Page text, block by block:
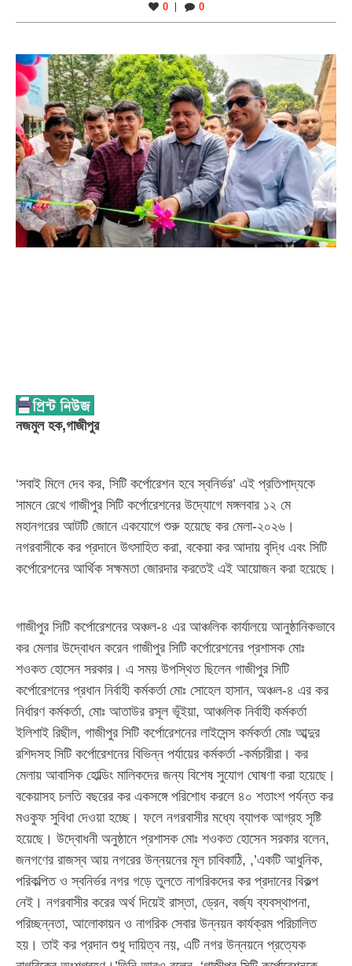
0
0
নজমুল হক,গাজীপুর
‘সবাই মিলে দেব কর, সিটি কর্পোরেশন হবে স্বনির্ভর’ এই প্রতিপাদ্যকে
সামনে রেখে গাজীপুর সিটি কর্পোরেশনের উদ্যোগে মঙ্গলবার ১২ মে
মহানগরের আটটি জোনে একযোগে শুরু হয়েছে কর মেলা-২০২৬।
নগরবাসীকে কর প্রদানে উৎসাহিত করা, বকেয়া কর আদায় বৃদ্ধি এবং সিটি
কর্পোরেশনের আর্থিক সক্ষমতা জোরদার করতেই এই আয়োজন করা হয়েছে।
গাজীপুর সিটি কর্পোরেশনের অঞ্চল-৪ এর আঞ্চলিক কার্যালয়ে আনুষ্ঠানিকভাবে
কর মেলার উদ্বোধন করেন গাজীপুর সিটি কর্পোরেশনের প্রশাসক মোঃ
শওকত হোসেন সরকার। এ সময় উপস্থিত ছিলেন গাজীপুর সিটি
কর্পোরেশনের প্রধান নির্বাহী কর্মকর্তা মোঃ সোহেল হাসান, অঞ্চল-৪ এর কর
নির্ধারণ কর্মকর্তা, মোঃ আতাউর রসূল ভূঁইয়া, আঞ্চলিক নির্বাহী কর্মকর্তা
ইলিশাই রিছীল, গাজীপুর সিটি কর্পোরেশনের লাইসেন্স কর্মকর্তা মোঃ আব্দুর
রশিদসহ সিটি কর্পোরেশনের বিভিন্ন পর্যায়ের কর্মকর্তা -কর্মচারীরা। কর
মেলায় আবাসিক হোল্ডিং মালিকদের জন্য বিশেষ সুযোগ ঘোষণা করা হয়েছে।
বকেয়াসহ চলতি বছরের কর একসঙ্গে পরিশোধ করলে ৪০ শতাংশ পর্যন্ত কর
মওকুফ সুবিধা দেওয়া হচ্ছে। ফলে নগরবাসীর মধ্যে ব্যাপক আগ্রহ সৃষ্টি
হয়েছে। উদ্বোধনী অনুষ্ঠানে প্রশাসক মোঃ শওকত হোসেন সরকার বলেন,
জনগণের রাজস্ব আয় নগরের উন্নয়নের মূল চাবিকাঠি, ,’একটি আধুনিক,
পরিকল্পিত ও স্বনির্ভর নগর গড়ে তুলতে নাগরিকদের কর প্রদানের বিকল্প
নেই। নগরবাসীর করের অর্থ দিয়েই রাস্তা, ড্রেন, বর্জ্য ব্যবস্থাপনা,
পরিচ্ছন্নতা, আলোকায়ন ও নাগরিক সেবার উন্নয়ন কার্যক্রম পরিচালিত
হয়। তাই কর প্রদান শুধু দায়িত্ব নয়, এটি নগর উন্নয়নে প্রত্যেক